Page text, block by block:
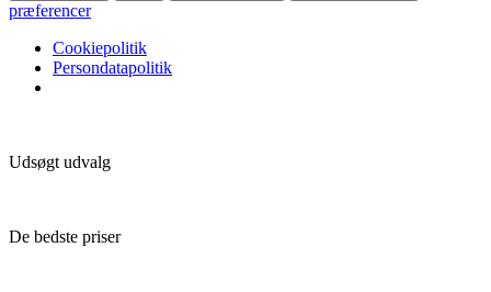
præferencer
Cookiepolitik
Persondatapolitik
Udsøgt udvalg
De bedste priser